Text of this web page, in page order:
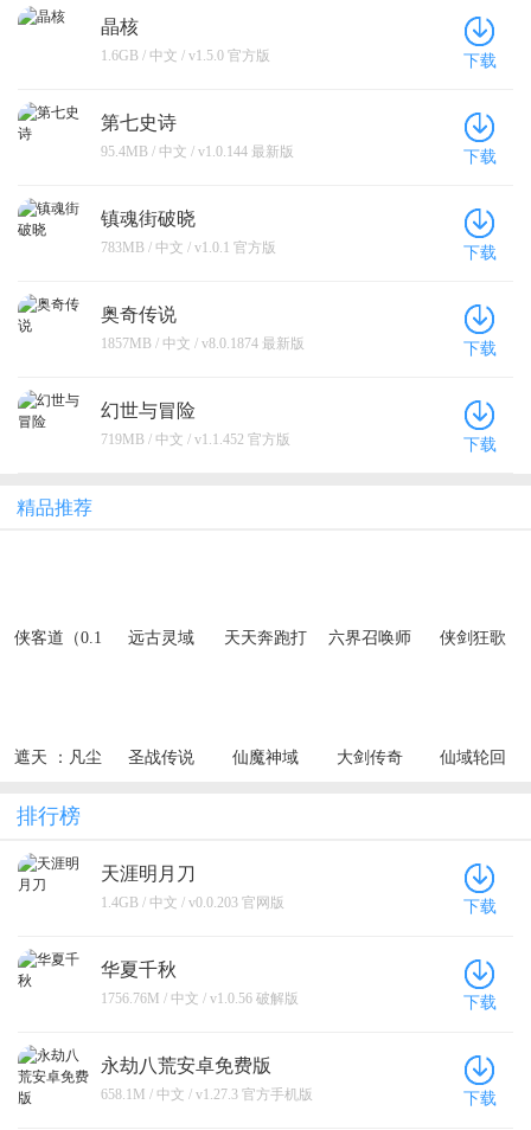
晶核
1.6GB / 中文 / v1.5.0 官方版 下载
第七史诗
95.4MB / 中文 / v1.0.144 最新版 下载
镇魂街破晓
783MB / 中文 / v1.0.1 官方版 下载
奥奇传说
1857MB / 中文 / v8.0.1874 最新版 下载
幻世与冒险
719MB / 中文 / v1.1.452 官方版 下载
精品推荐
侠客道（0.1
远古灵域
天天奔跑打
六界召唤师
侠剑狂歌
遮天 ：凡尘
圣战传说
仙魔神域
大剑传奇
仙域轮回
排行榜
天涯明月刀
1.4GB / 中文 / v0.0.203 官网版 下载
华夏千秋
1756.76M / 中文 / v1.0.56 破解版 下载
永劫八荒安卓免费版
658.1M / 中文 / v1.27.3 官方手机版 下载